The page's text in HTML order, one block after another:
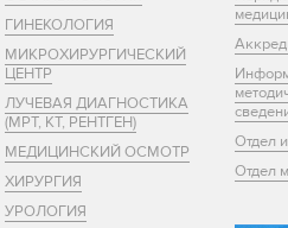
ГИНЕКОЛОГИЯ
МИКРОХИРУРГИЧЕСКИЙ
ЦЕНТР
ЛУЧЕВАЯ ДИАГНОСТИКА
(МРТ, КТ, РЕНТГЕН)
МЕДИЦИНСКИЙ ОСМОТР
ХИРУРГИЯ
УРОЛОГИЯ
Отдел
Отдел